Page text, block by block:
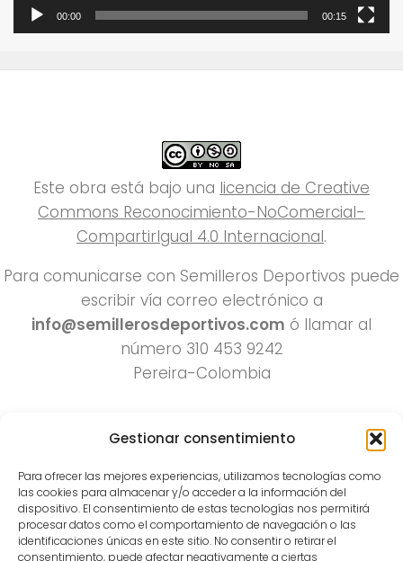
Gestionar consentimiento
Para ofrecer las mejores experiencias, utilizamos tecnologías como
las cookies para almacenar y/o acceder a la información del
dispositivo. El consentimiento de estas tecnologías nos permitirá
procesar datos como el comportamiento de navegación o las
identificaciones únicas en este sitio. No consentir o retirar el
consentimiento, puede afectar negativamente a ciertas
00:00 00:15
Este obra está bajo una licencia de Creative
Commons Reconocimiento-NoComercial-
CompartirIgual 4.0 Internacional.
Para comunicarse con Semilleros Deportivos puede
escribir vía correo electrónico a
info@semillerosdeportivos.com ó llamar al
número 310 453 9242
Pereira-Colombia
Todos los derechos reservados 2022.